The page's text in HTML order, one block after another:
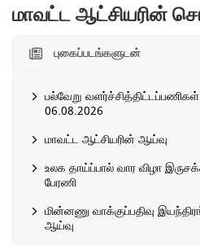
மாவட்ட ஆட்சியரின்
புகைப்படங்களுடன்
பல்வேறு வளர்ச்சித்திட்டப்பணிகள்
06.08.2026
மாவட்ட ஆட்சியரின் ஆய்வு
உலக தாய்ப்பால் வார விழா
பேரணி
மின்னணு வாக்குப்பதிவு
ஆய்வு